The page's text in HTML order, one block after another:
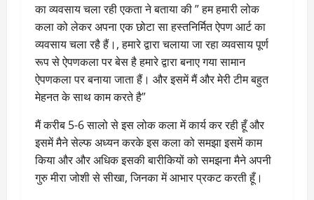
का व्यवसाय चला रही एकता ने बताया की ” हम हमारी लोक
कला को लेकर अपना एक छोटा सा हस्तनिर्मित ऐपण आर्ट का
व्यवसाय चला रहै हैं।, हमारे द्वारा चलाया जा रहा व्यवसाय पूर्ण
रूप से ऐपणकला पर बेस है हमारे द्वारा बनाए गया सामान
ऐपणकला पर बनाया जाता हैं। और इसमें मैं और मेरी टीम बहुत
मेहनत के साथ काम करते है”
मैं करीब 5-6 सालो से इस लोक कला में कार्य कर रही हूँ और
इसमें मैने सेल्फ अध्यन करके इस कला को समझा इसमें काम
किया और और अधिक इसकी बारीकियों को समझना मैने अपनी
गुरु मीरा जोशी से सीखा, जिनका में आभार प्रकट करती हूँ।